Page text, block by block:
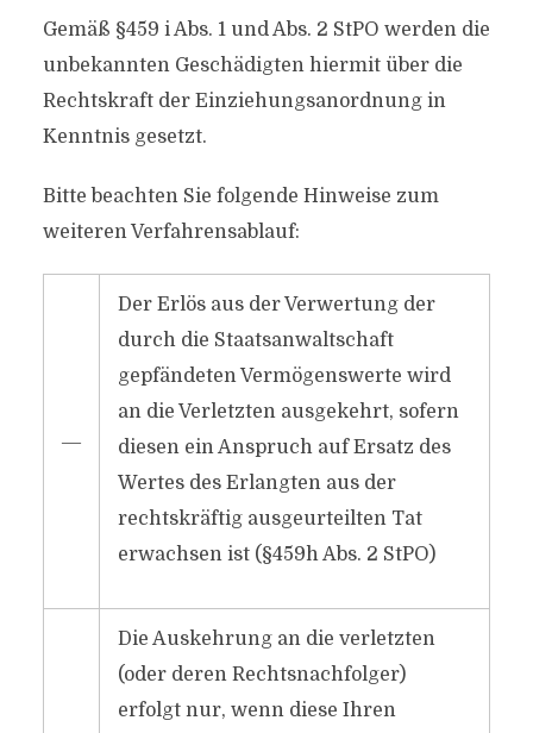
Gemäß §459 i Abs. 1 und Abs. 2 StPO werden die
unbekannten Geschädigten hiermit über die
Rechtskraft der Einziehungsanordnung in
Kenntnis gesetzt.
Bitte beachten Sie folgende Hinweise zum
weiteren Verfahrensablauf:
―
Der Erlös aus der Verwertung der
durch die Staatsanwaltschaft
gepfändeten Vermögenswerte wird
an die Verletzten ausgekehrt, sofern
diesen ein Anspruch auf Ersatz des
Wertes des Erlangten aus der
rechtskräftig ausgeurteilten Tat
erwachsen ist (§459h Abs. 2 StPO)
Die Auskehrung an die verletzten
(oder deren Rechtsnachfolger)
erfolgt nur, wenn diese Ihren